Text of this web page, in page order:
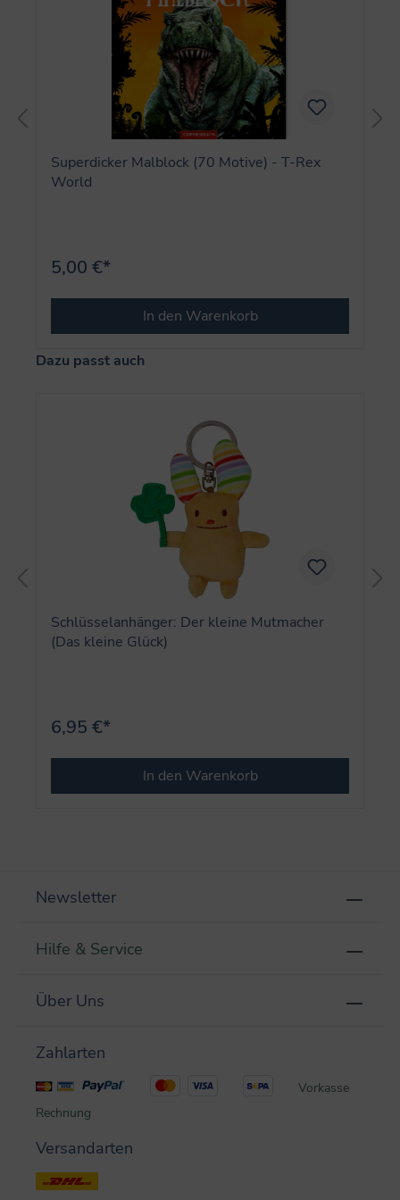
Superdicker Malblock (70 Motive) - T-Rex
World
5,00 €*
In den Warenkorb
Produktgalerie überspringen
Dazu passt auch
Schlüsselanhänger: Der kleine Mutmacher
(Das kleine Glück)
6,95 €*
In den Warenkorb
Newsletter
Hilfe & Service
Über Uns
Zahlarten
Vorkasse
Rechnung
Versandarten